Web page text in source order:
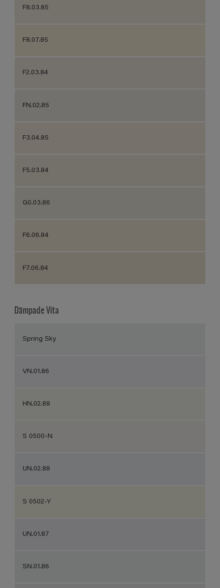
F8.03.85
F8.07.85
F2.03.84
FN.02.85
F3.04.85
F5.03.84
G0.03.86
F6.06.84
F7.06.84
Dämpade Vita
Spring Sky
VN.01.86
HN.02.88
S 0500-N
UN.02.88
S 0502-Y
UN.01.87
SN.01.86